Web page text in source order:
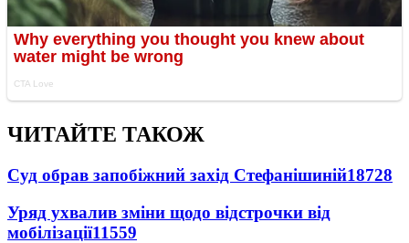
ЧИТАЙТЕ ТАКОЖ
Суд обрав запобіжний захід Стефанішиній18728
Уряд ухвалив зміни щодо відстрочки від
мобілізації11559